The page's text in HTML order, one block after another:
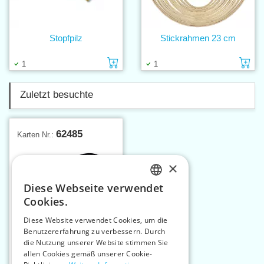
1 Einlage in den Warenkorb
Stopfpilz
1
Stickrahmen 23 cm
Zuletzt besuchte
Karten Nr.: 62485
CZECH
ENGLISH
×
Diese Webseite verwendet
Cookies.
Diese Website verwendet Cookies, um die
Benutzererfahrung zu verbessern. Durch
die Nutzung unserer Website stimmen Sie
allen Cookies gemäß unserer Cookie-